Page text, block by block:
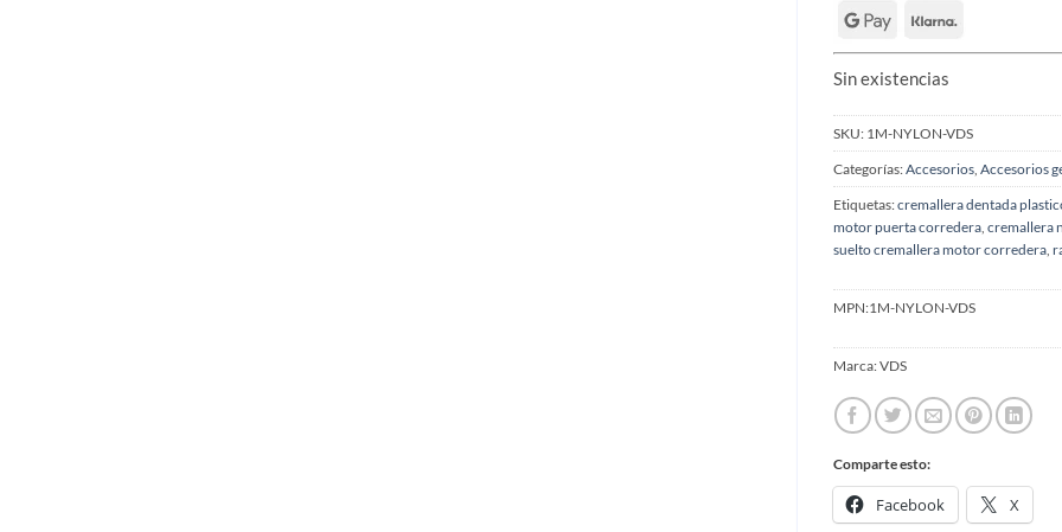
Sin existencias
SKU: 1M-NYLON-VDS
Categorías:Accesorios, Accesorios
Etiquetas:cremallera dentada
motor puerta corredera, cremallera
suelto cremallera motor corredera,
MPN:1M-NYLON-VDS
Marca:VDS
Comparte esto:
Facebook X